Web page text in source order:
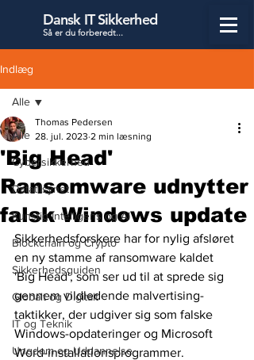
Dansk IT Sikkerhed
Så er du forberedt...
Indlæg
Alle
Cybersikkerhed
Datatilsynet
Kunstig Intelligens og AI
Blockchain og Crypto
Sikkerhedsguiden
Globalt og Digitalt
IT og Teknik
Ungdom og Uddannelse
Alle
'Big Head'
Ransomware udnytter
falsk Windows update
Thomas Pedersen
28. jul. 2023 2 min læsning
Sikkerhedsforskere har for nylig afsløret
en ny stamme af ransomware kaldet
'Big Head', som ser ud til at sprede sig
gennem vildledende malvertising-
taktikker, der udgiver sig som falske
Windows-opdateringer og Microsoft
Word-installationsprogrammer.